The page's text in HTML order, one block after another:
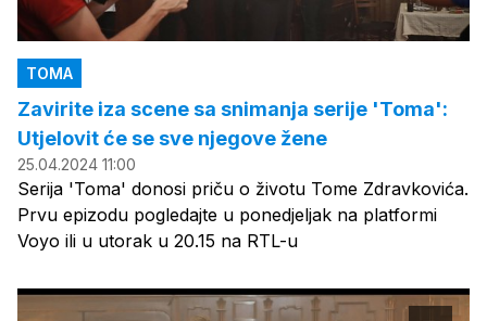
TOMA
Zavirite iza scene sa snimanja serije 'Toma':
Utjelovit će se sve njegove žene
25.04.2024 11:00
Serija 'Toma' donosi priču o životu Tome Zdravkovića.
Prvu epizodu pogledajte u ponedjeljak na platformi
Voyo ili u utorak u 20.15 na RTL-u